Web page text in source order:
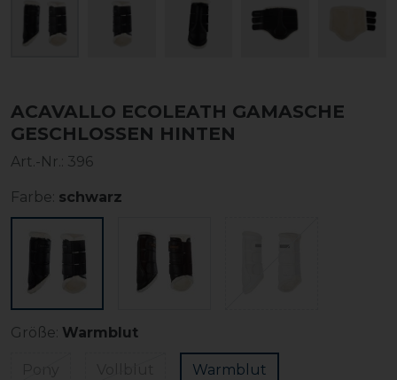
ACAVALLO ECOLEATH GAMASCHE
GESCHLOSSEN HINTEN
Art.-Nr.: 396
Farbe: schwarz
Größe: Warmblut
Warmblut